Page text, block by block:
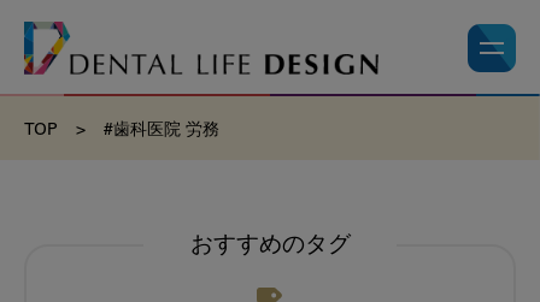
TOP > #歯科医院 労務
おすすめのタグ